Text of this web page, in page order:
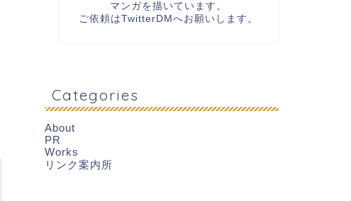
マンガを描いています。
ご依頼はTwitterDMへお願いします。
Categories
About
PR
Works
リンク案内所